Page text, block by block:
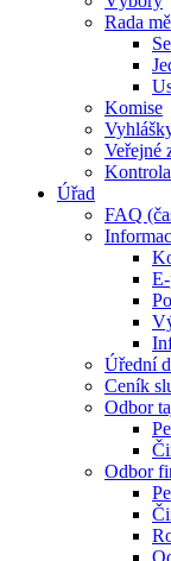
Rada
Komise
Veřejné
Úřad
FAQ
Úřední
Ceník
Odbor
Odbor